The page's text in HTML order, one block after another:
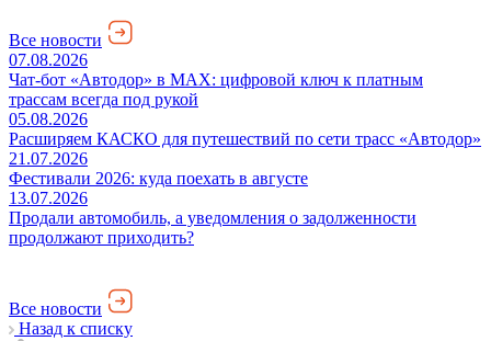
Все новости
07.08.2026
Чат-бот «Автодор» в MAX: цифровой ключ к платным
трассам всегда под рукой
05.08.2026
Расширяем КАСКО для путешествий по сети трасс «Автодор»
21.07.2026
Фестивали 2026: куда поехать в августе
13.07.2026
Продали автомобиль, а уведомления о задолженности
продолжают приходить?
Все новости
Назад к списку